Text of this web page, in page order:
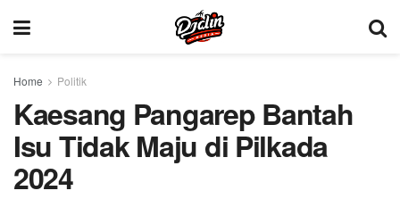
Home Politik
Kaesang Pangarep Bantah
Isu Tidak Maju di Pilkada
2024